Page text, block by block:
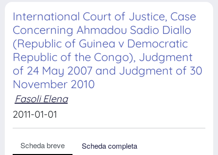
International Court of Justice, Case
Concerning Ahmadou Sadio Diallo
(Republic of Guinea v Democratic
Republic of the Congo), Judgment
of 24 May 2007 and Judgment of 30
November 2010
Fasoli Elena
2011-01-01
Scheda breve
Scheda completa